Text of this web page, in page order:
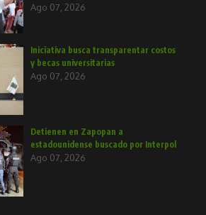
Ago 07, 2026
Iniciativa busca transparentar costos
y becas universitarias
Ago 07, 2026
Detienen en Zapopan a
estadounidense buscado por Interpol
Ago 07, 2026